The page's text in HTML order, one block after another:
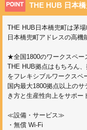
THE HUB 日本
THE HUB日本橋兜町は茅
日本橋兜町アドレスの高機
★全国1800のワークスペ
THE HUB拠点はもちろん
をフレキシブルワークスペ
国内最大1800拠点以上の
き方と生産性向上をサポー
≪設備・サービス≫
・無償 Wi-Fi